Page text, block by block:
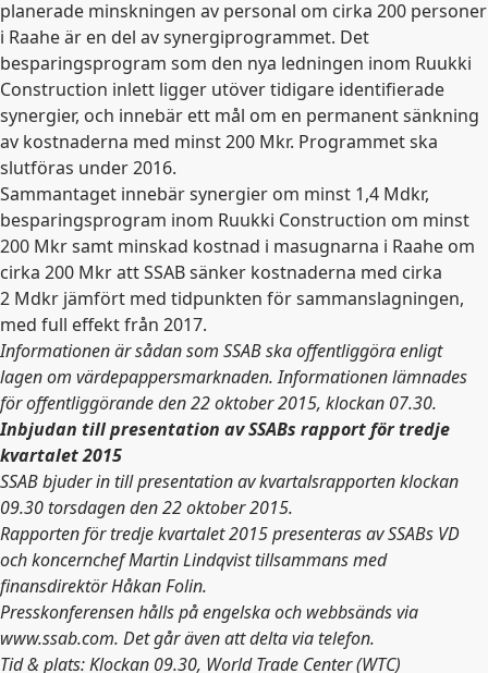
planerade minskningen av personal om cirka 200 personer
i Raahe är en del av synergiprogrammet. Det
besparingsprogram som den nya ledningen inom Ruukki
Construction inlett ligger utöver tidigare identifierade
synergier, och innebär ett mål om en permanent sänkning
av kostnaderna med minst 200 Mkr. Programmet ska
slutföras under 2016.
Sammantaget innebär synergier om minst 1,4 Mdkr,
besparingsprogram inom Ruukki Construction om minst
200 Mkr samt minskad kostnad i masugnarna i Raahe om
cirka 200 Mkr att SSAB sänker kostnaderna med cirka
2 Mdkr jämfört med tidpunkten för sammanslagningen,
med full effekt från 2017.
Informationen är sådan som SSAB ska offentliggöra enligt
lagen om värdepappersmarknaden. Informationen lämnades
för offentliggörande den 22 oktober 2015, klockan 07.30.
Inbjudan till presentation av SSABs rapport för tredje
kvartalet 2015
SSAB bjuder in till presentation av kvartalsrapporten klockan
09.30 torsdagen den 22 oktober 2015.
Rapporten för tredje kvartalet 2015 presenteras av SSABs VD
och koncernchef Martin Lindqvist tillsammans med
finansdirektör Håkan Folin.
Presskonferensen hålls på engelska och webbsänds via
www.ssab.com. Det går även att delta via telefon.
Tid & plats: Klockan 09.30, World Trade Center (WTC)